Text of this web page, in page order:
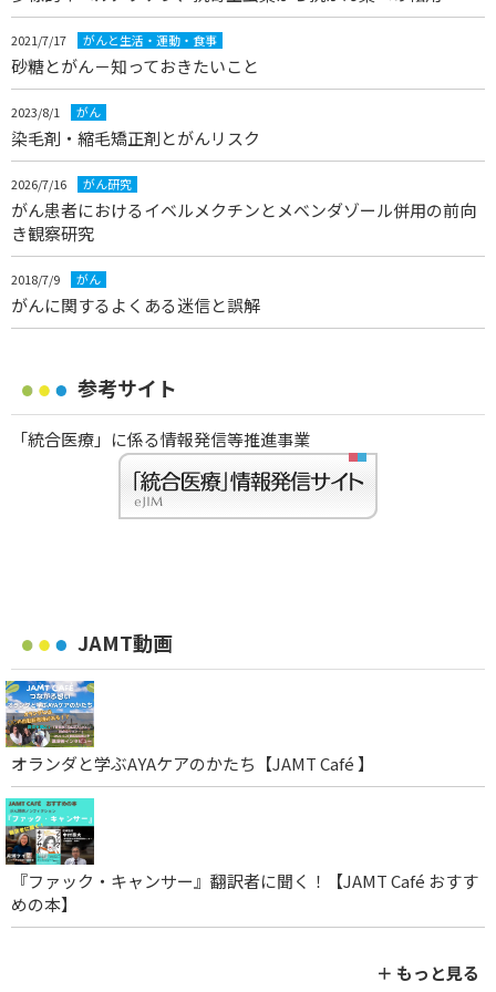
2021/7/17 がんと生活・運動・食事
砂糖とがん－知っておきたいこと
2023/8/1 がん
染毛剤・縮毛矯正剤とがんリスク
2026/7/16 がん研究
がん患者におけるイベルメクチンとメベンダゾール併用の前向
き観察研究
2018/7/9 がん
がんに関するよくある迷信と誤解
参考サイト
「統合医療」に係る情報発信等推進事業
JAMT動画
オランダと学ぶAYAケアのかたち【JAMT Café 】
『ファック・キャンサー』翻訳者に聞く！【JAMT Café おすす
めの本】
＋ もっと見る